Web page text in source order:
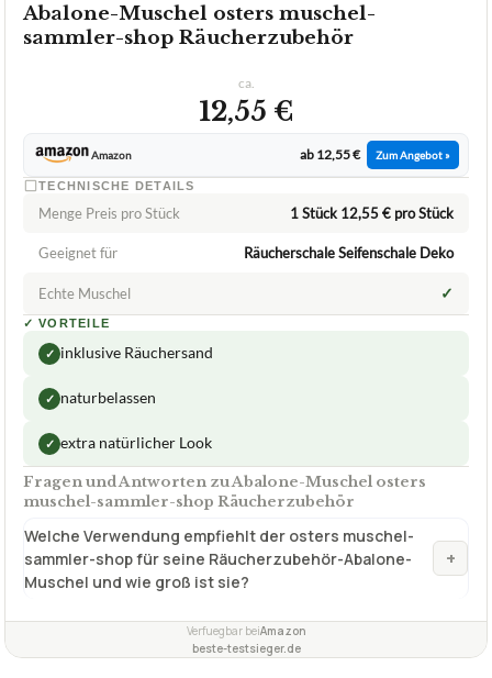
Abalone-Muschel osters muschel-
sammler-shop Räucherzubehör
ca.
12,55 €
Amazon ab 12,55 € Zum Angebot »
TECHNISCHE DETAILS
Menge Preis pro Stück 1 Stück 12,55 € pro Stück
Geeignet für Räucherschale Seifenschale Deko
Echte Muschel ✓
✓ VORTEILE
✓ inklusive Räuchersand
✓ naturbelassen
✓ extra natürlicher Look
Fragen und Antworten zu Abalone-Muschel osters
muschel-sammler-shop Räucherzubehör
Welche Verwendung empfiehlt der osters muschel-
sammler-shop für seine Räucherzubehör-Abalone-
Muschel und wie groß ist sie?
+
Verfuegbar beiAmazon
beste-testsieger.de